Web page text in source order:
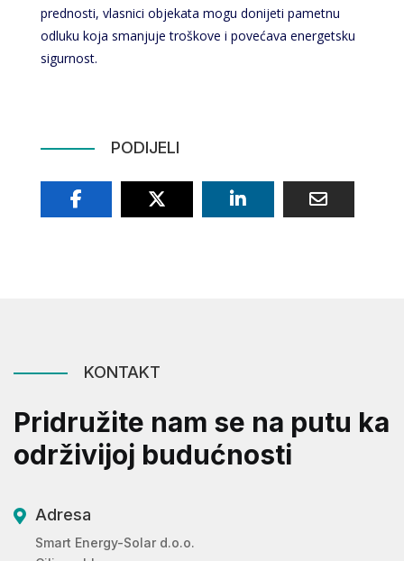
prednosti, vlasnici objekata mogu donijeti pametnu
odluku koja smanjuje troškove i povećava energetsku
sigurnost.
PODIJELI
KONTAKT
Pridružite nam se na putu ka
održivijoj budućnosti
 Adresa
Smart Energy-Solar d.o.o.